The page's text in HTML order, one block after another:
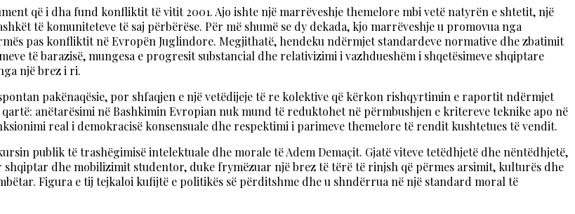
që i dha fund konfliktit të vitit 2001. Ajo ishte një marrëveshje themelore mbi vetë natyrën e shtetit, një
të komuniteteve të saj përbërëse. Për më shumë se dy dekada, kjo marrëveshje u promovua nga
pas konfliktit në Evropën Juglindore. Megjithatë, hendeku ndërmjet standardeve normative dhe zbatimit
të barazisë, mungesa e progresit substancial dhe relativizimi i vazhdueshëm i shqetësimeve shqiptare
një brez i ri.
pakënaqësie, por shfaqjen e një vetëdijeje të re kolektive që kërkon rishqyrtimin e raportit ndërmjet
anëtarësimi në Bashkimin Evropian nuk mund të reduktohet në përmbushjen e kritereve teknike apo në
real i demokracisë konsensuale dhe respektimi i parimeve themelore të rendit kushtetues të vendit.
publik të trashëgimisë intelektuale dhe morale të Adem Demaçit. Gjatë viteve tetëdhjetë dhe nëntëdhjetë,
dhe mobilizimit studentor, duke frymëzuar një brez të tërë të rinjsh që përmes arsimit, kulturës dhe
Figura e tij tejkaloi kufijtë e politikës së përditshme dhe u shndërrua në një standard moral të